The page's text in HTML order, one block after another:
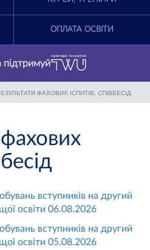
a
ОПЛАТА ОСВІТИ
підтримуй
ФАХОВИХ ІСПИТІВ, СПІВБЕСІД
вступників на другий
освіти 06.08.2026
вступників на другий
освіти 05.08.2026